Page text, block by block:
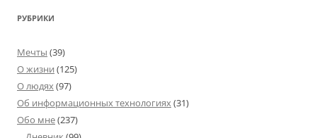
РУБРИКИ
Мечты (39)
О жизни (125)
О людях(97)
Об информационных технологиях(31)
Обо мне(237)